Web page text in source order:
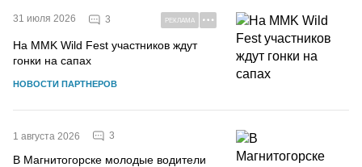
31 июля 2026 3 РЕКЛАМА
На MMK Wild Fest участников ждут
гонки на сапах
НОВОСТИ ПАРТНЕРОВ
1 августа 2026 3
В Магнитогорске молодые водители